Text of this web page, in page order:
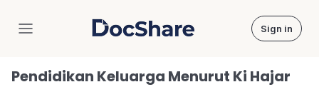
DocShare Sign in
Pendidikan Keluarga Menurut Ki Hajar